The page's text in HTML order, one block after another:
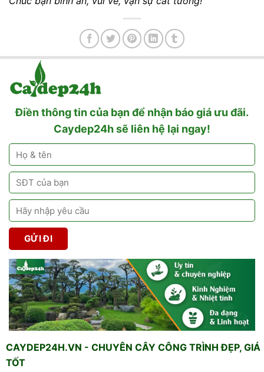
Điền thông tin của bạn để nhận báo giá ưu đãi.
Caydep24h sẽ liên hệ lại ngay!
CAYDEP24H.VN - CHUYÊN CÂY CÔNG TRÌNH ĐẸP, GIÁ
TỐT